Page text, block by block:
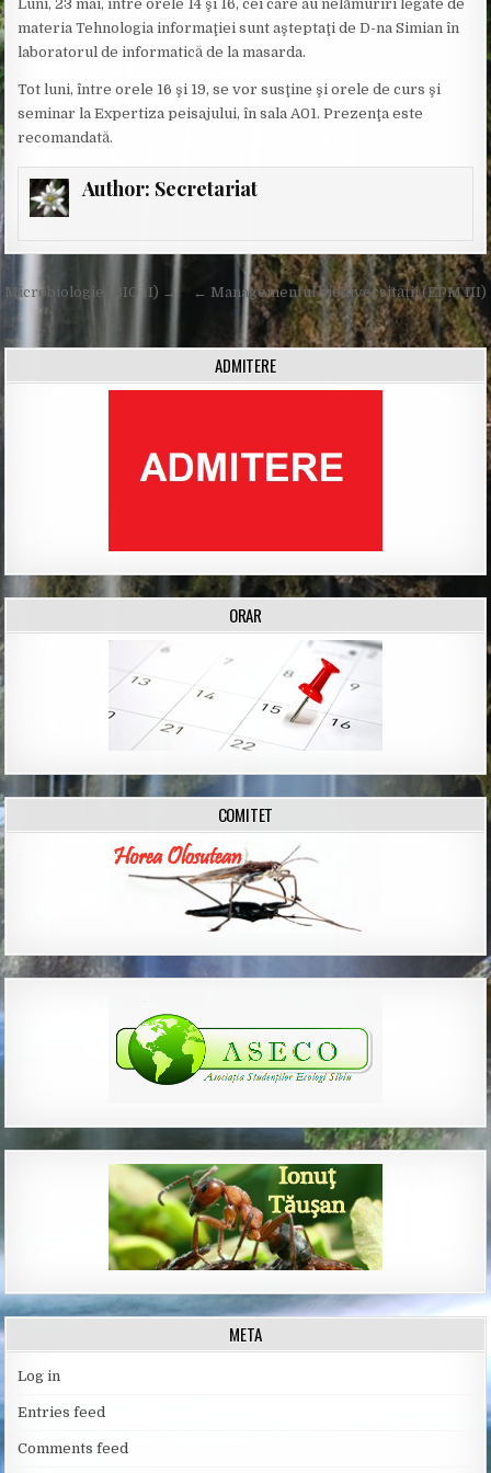
Luni, 23 mai, între orele 14 şi 16, cei care au nelămuriri legate de
materia Tehnologia informaţiei sunt aşteptaţi de D-na Simian în
laboratorul de informatică de la masarda.
Tot luni, între orele 16 şi 19, se vor susţine şi orele de curs şi
seminar la Expertiza peisajului, în sala A01. Prezenţa este
recomandată.
Author: Secretariat
Post
navigation
← Managementul biodiversităţii (EPM III)
Microbiologie (BIO II) →
ADMITERE
ORAR
COMITET
META
Log in
Entries feed
Comments feed